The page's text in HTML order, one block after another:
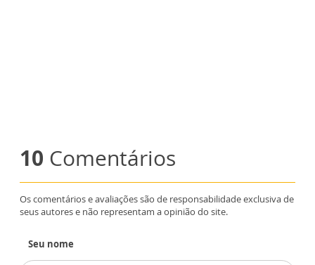
10 Comentários
Os comentários e avaliações são de responsabilidade exclusiva de
seus autores e não representam a opinião do site.
Seu nome